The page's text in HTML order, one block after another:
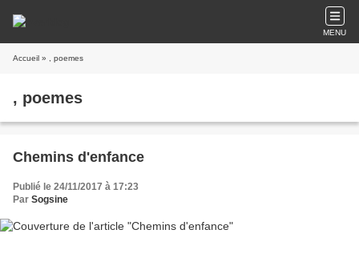
MENU
Accueil » , poemes
, poemes
Chemins d'enfance
Publié le 24/11/2017 à 17:23
Par Sogsine